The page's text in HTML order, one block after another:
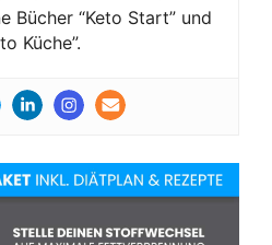
Bücher “Keto Start” und
Küche”.